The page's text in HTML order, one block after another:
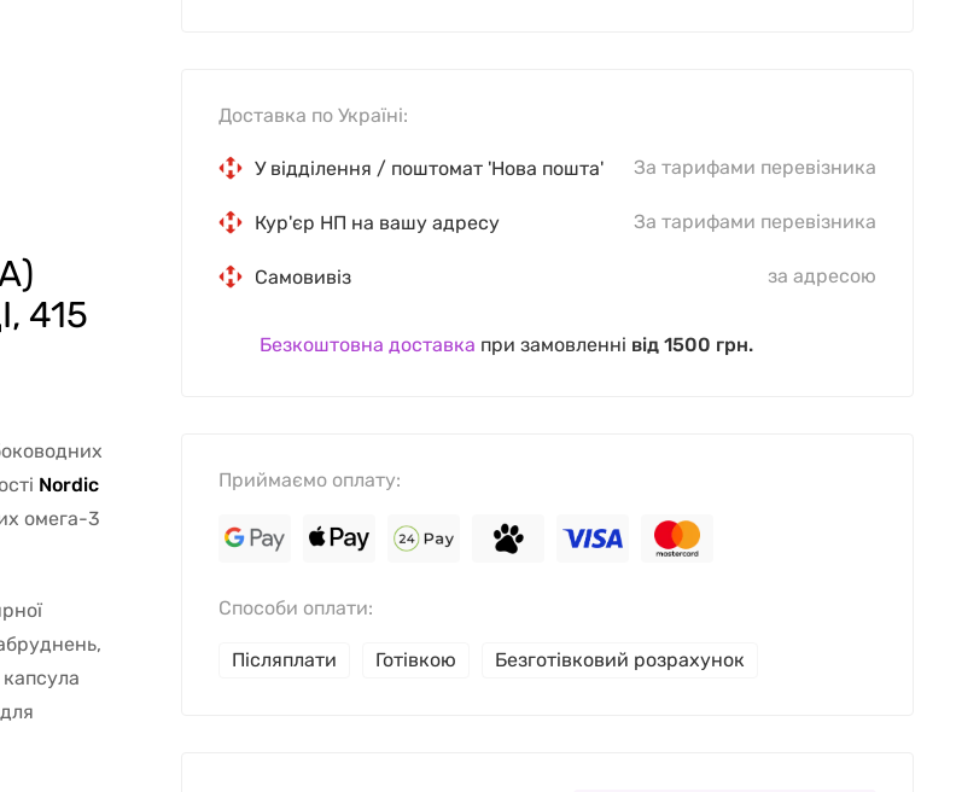
415
Nordic
омега-3
Доставка по Україні:
У відділення / поштомат 'Нова пошта' За тарифами перевізника
Кур'єр НП на вашу адресу За тарифами перевізника
Самовивіз за адресою
Безкоштовна доставка при замовленні від 1500 грн.
Приймаємо оплату:
Способи оплати:
Післяплати Готівкою Безготівковий розрахунок